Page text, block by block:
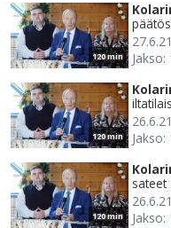
120 min
Jakso:
120 min
Jakso:
120 min
sateet
Jakso: